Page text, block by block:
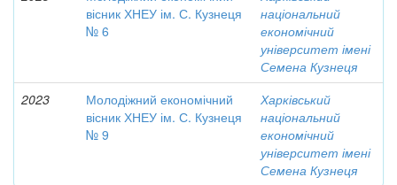
вісник ХНЕУ ім. С. Кузнеця
№ 6
національний
економічний
університет імені
Семена Кузнеця
2023
Молодіжний економічний
вісник ХНЕУ ім. С. Кузнеця
№ 9
Харківський
національний
економічний
університет імені
Семена Кузнеця